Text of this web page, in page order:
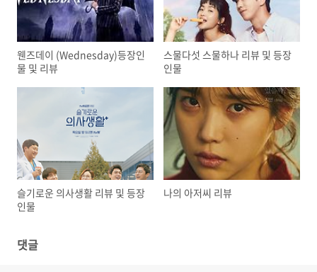
웬즈데이 (Wednesday)등장인
물 및 리뷰
스물다섯 스물하나 리뷰 및 등장
인물
슬기로운 의사생활 리뷰 및 등장
인물
나의 아저씨 리뷰
댓글